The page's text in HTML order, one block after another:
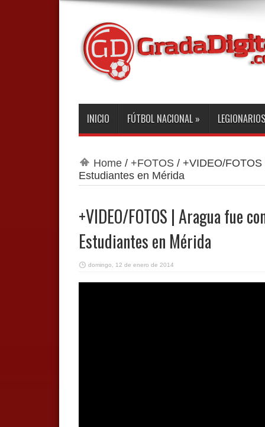
INICIO FÚTBOL NACIONAL » LEGIONARIOS
Home/ +FOTOS/ +VIDEO/
Estudiantes en Mérida
+VIDEO/FOTOS | Aragua fue
Estudiantes en Mérida
domingo, 12 de enero de 2014